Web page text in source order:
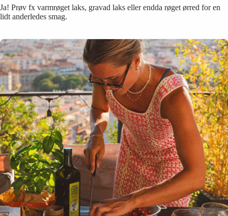
Ja! Prøv fx varmrøget laks, gravad laks eller endda røget ørred for en
lidt anderledes smag.